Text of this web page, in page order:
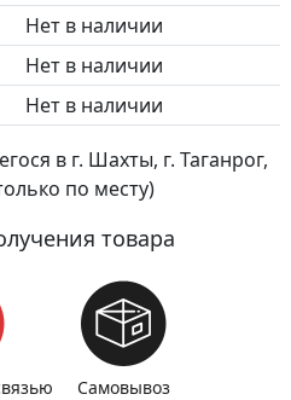
Нет в наличии
Нет в наличии
Нет в наличии
в г. Шахты, г. Таганрог,
по месту)
товара
Самовывоз